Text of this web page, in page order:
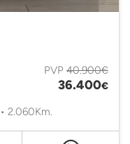
PVP 40.900€
36.400€
2.060Km.